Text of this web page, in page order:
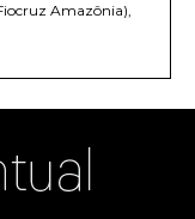
Amazônia),